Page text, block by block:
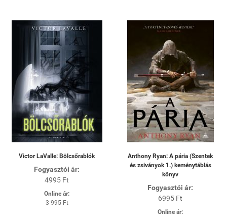
Victor LaValle: Bölcsőrablók
Fogyasztói ár:
4995 Ft
Online ár:
3 995 Ft
Anthony Ryan: A pária (Szentek
és zsiványok 1.) keménytáblás
könyv
Fogyasztói ár:
6995 Ft
Online ár: